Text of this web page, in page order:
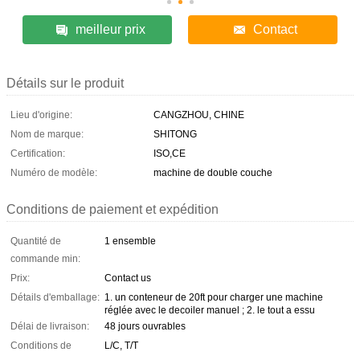
meilleur prix Contact
Détails sur le produit
Lieu d'origine:
CANGZHOU, CHINE
Nom de marque:
SHITONG
Certification:
ISO,CE
Numéro de modèle:
machine de double couche
Conditions de paiement et expédition
Quantité de
commande min:
1 ensemble
Prix:
Contact us
Détails d'emballage: 1. un conteneur de 20ft pour charger une machine
réglée avec le decoiler manuel ; 2. le tout a essu
Délai de livraison:
48 jours ouvrables
Conditions de
L/C, T/T